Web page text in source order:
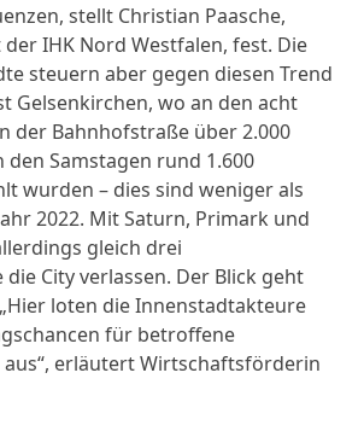
stellt Christian Paasche,
IHK Nord Westfalen, fest. Die
steuern aber gegen diesen Trend
Gelsenkirchen, wo an den acht
der Bahnhofstraße über 2.000
den Samstagen rund 1.600
wurden – dies sind weniger als
2022. Mit Saturn, Primark und
gleich drei
City verlassen. Der Blick geht
loten die Innenstadtakteure
für betroffene
erläutert Wirtschaftsförderin